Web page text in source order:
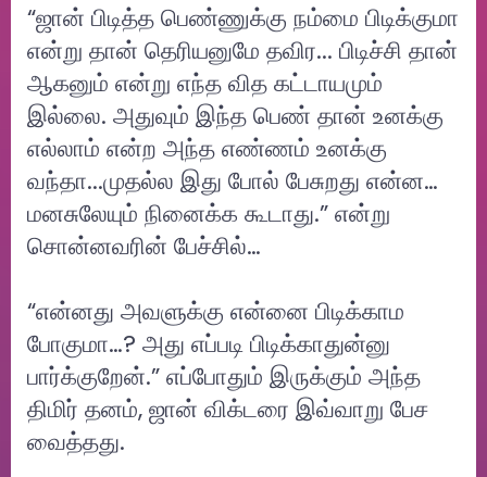
“ஜான் பிடித்த பெண்ணுக்கு நம்மை பிடிக்குமா
என்று தான் தெரியனுமே தவிர... பிடிச்சி தான்
ஆகனும் என்று எந்த வித கட்டாயமும்
இல்லை. அதுவும் இந்த பெண் தான் உனக்கு
எல்லாம் என்ற அந்த எண்ணம் உனக்கு
வந்தா...முதல்ல இது போல் பேசுறது என்ன…
மனசுலேயும் நினைக்க கூடாது.” என்று
சொன்னவரின் பேச்சில்…
“என்னது அவளுக்கு என்னை பிடிக்காம
போகுமா…? அது எப்படி பிடிக்காதுன்னு
பார்க்குறேன்.” எப்போதும் இருக்கும் அந்த
திமிர் தனம், ஜான் விக்டரை இவ்வாறு பேச
வைத்தது.